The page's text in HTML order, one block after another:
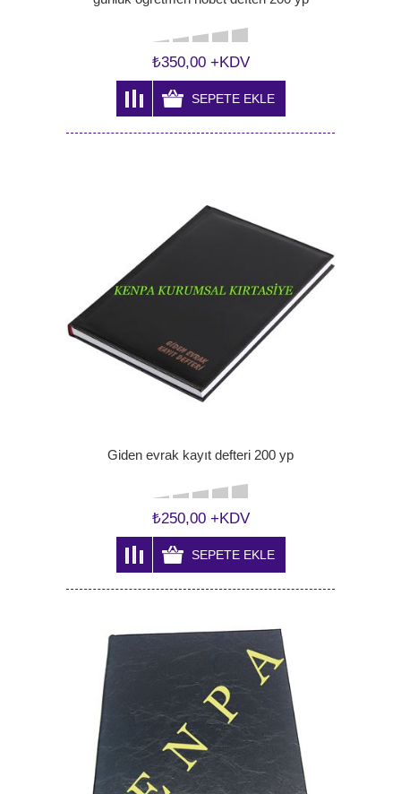
₺350,00 +KDV
Giden evrak kayıt defteri 200 yp
₺250,00 +KDV